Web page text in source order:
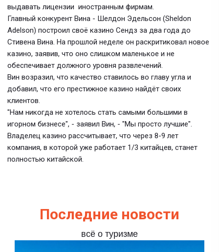
выдавать лицензии иностранным фирмам.
Главный конкурент Вина - Шелдон Эдельсон (Sheldon
Adelson) построил своё казино Сендз за два года до
Стивена Вина. На прошлой неделе он раскритиковал новое
казино, заявив, что оно слишком маленькое и не
обеспечивает должного уровня развлечений.
Вин возразил, что качество ставилось во главу угла и
добавил, что его престижное казино найдёт своих
клиентов.
"Нам никогда не хотелось стать самыми большими в
игорном бизнесе", - заявил Вин, - "Мы просто лучшие".
Владелец казино рассчитывает, что через 8-9 лет
компания, в которой уже работает 1/3 китайцев, станет
полностью китайской.
Последние новости
всё о туризме